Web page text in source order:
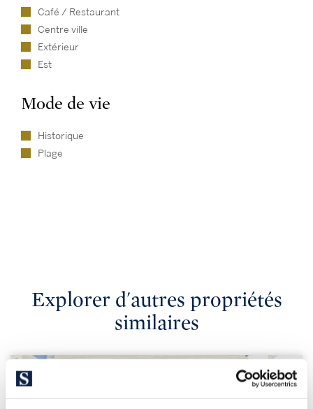
Café / Restaurant
Centre ville
Extérieur
Est
Mode de vie
Historique
Plage
Explorer d'autres propriétés
similaires